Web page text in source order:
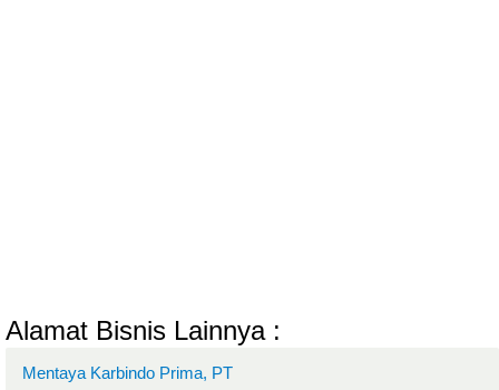
Alamat Bisnis Lainnya :
Mentaya Karbindo Prima, PT